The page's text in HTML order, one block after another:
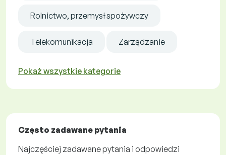
Rolnictwo, przemysł spożywczy
Telekomunikacja Zarządzanie
Pokaż wszystkie kategorie
Często zadawane pytania
Najczęściej zadawane pytania i odpowiedzi